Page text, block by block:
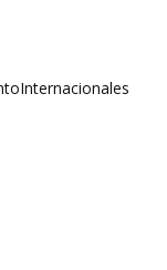
Internacionales